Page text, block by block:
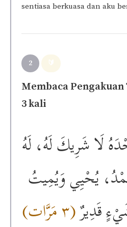
sentiasa berkuasa dan aku
2 🔰
Membaca
3 kali
لَا شَرِيكَ لَهُ، لَهُ
يُحْيِي وَيُمِيتُ
قَدِيرٌ(٣ مَرَّات)